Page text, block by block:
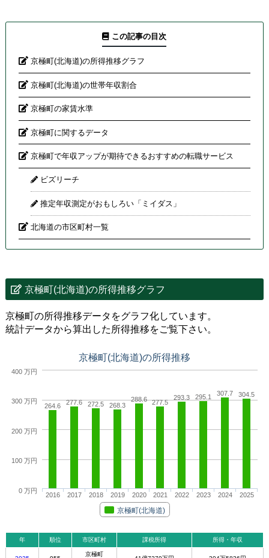
この記事の目次
京極町(北海道)の所得推移グラフ
京極町(北海道)の世帯年収割合
京極町の家賃水準
京極町に関するデータ
京極町で年収アップが期待できるおすすめの転職サービス
ビズリーチ
推定年収測定がおもしろい「ミイダス」
北海道の市区町村一覧
京極町(北海道)の所得推移グラフ
京極町の所得推移データをグラフ化しています。
統計データから算出した所得推移をご覧下さい。
京極町(北海道)の所得推移
264.6 277.6 272.5 268.3
288.6 277.5
293.3 295.1 307.7 304.5
京極町(北海道)
2016 2017 2018 2019 2020 2021 2022 2023 2024 2025
0 万円
100 万円
200 万円
300 万円
400 万円
年 順位 市区町村 課税所得 所得・年収
京極町